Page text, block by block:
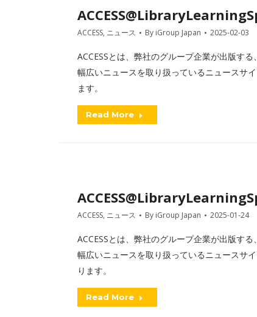
ACCESS, ニュース By iGroup Japan 2025-02-03
ACCESSとは、弊社のグループ企業が出版す
幅広いニュースを取り扱っているニュースサ
ます。
Read More
ACCESS, ニュース By iGroup Japan 2025-01-24
ACCESSとは、弊社のグループ企業が出版す
幅広いニュースを取り扱っているニュースサ
ります。
Read More